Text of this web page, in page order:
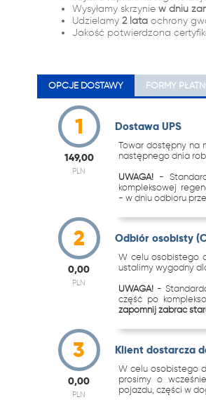
Wysyłamy skrzynie w dniu
Udzielamy 2 lataochrony
Jakość potwierdzona
OPCJE DOSTAWY FORMY
1
149,00
PLN
Dostawa UPS
Towar dostępny na
następnego dnia
UWAGA! -
kompleksowej
- w dniu odbioru
2
0,00
PLN
Odbiór osobisty
W celu osobistego
ustalimy wygodny
UWAGA! -
część po
zapomnij zabrać
3
0,00
PLN
Klient dostarcza
W celu osobistego
prosimy o
pojazdu, części w